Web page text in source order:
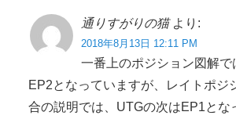
通りすがりの猫 より:
2018年8月13日 12:11 PM
一番上のポジション図解で
EP2となっていますが、レイトポジ
合の説明では、UTGの次はEP1とな